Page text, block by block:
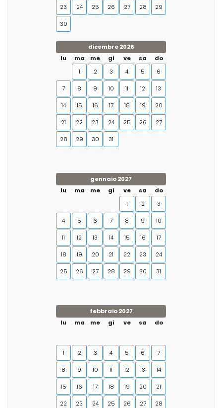
23 24 25 26 27 28 29
30
dicembre 2026
lu
ma me gi ve sa
do
1
2 3 4 5 6
7 8 9 10 11 12 13
14 15 16 17 18 19 20
21 22 23 24 25 26 27
28 29 30 31
gennaio 2027
lu
ma me gi ve sa
do
1
2 3
4 5 6 7 8 9 10
11 12 13 14 15 16 17
18 19 20 21 22 23 24
25 26 27 28 29 30 31
febbraio 2027
lu
ma me gi ve sa do
1 2 3 4 5 6 7
8 9 10 11 12 13 14
15 16 17 18 19 20 21
22 23 24 25 26 27 28